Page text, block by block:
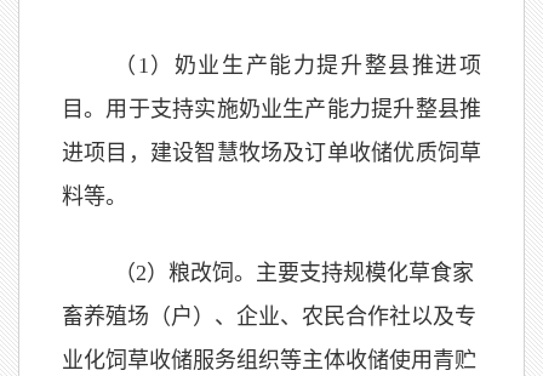
（1） 奶业生产能力提升整县推进项
目。用于支持实施奶业生产能力提升整县推
进项目，建设智慧牧场及订单收储优质饲草
料等。
（2）粮改饲。主要支持规模化草食家
畜养殖场（户）、企业、农民合作社以及专
业化饲草收储服务组织等主体收储使用青贮